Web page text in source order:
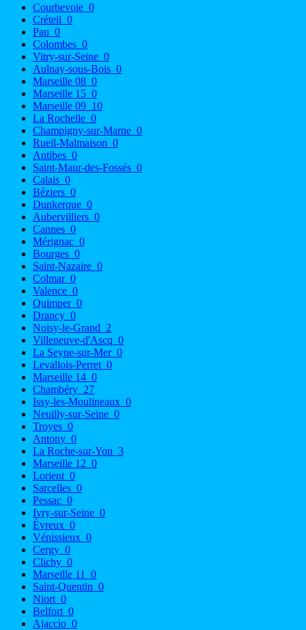
Courbevoie 0
Créteil 0
Pau 0
Colombes 0
Vitry-sur-Seine 0
Aulnay-sous-Bois 0
Marseille 08 0
Marseille 15 0
Marseille 09 10
La Rochelle 0
Champigny-sur-Marne 0
Rueil-Malmaison 0
Antibes 0
Saint-Maur-des-Fossés 0
Calais 0
Béziers 0
Dunkerque 0
Aubervilliers 0
Cannes 0
Mérignac 0
Bourges 0
Saint-Nazaire 0
Colmar 0
Valence 0
Quimper 0
Drancy 0
Noisy-le-Grand 2
Villeneuve-d'Ascq 0
La Seyne-sur-Mer 0
Levallois-Perret 0
Marseille 14 0
Chambéry 27
Issy-les-Moulineaux 0
Neuilly-sur-Seine 0
Troyes 0
Antony 0
La Roche-sur-Yon 3
Marseille 12 0
Lorient 0
Sarcelles 0
Pessac 0
Ivry-sur-Seine 0
Évreux 0
Vénissieux 0
Cergy 0
Clichy 0
Marseille 11
0
Saint-Quentin 0
Niort 0
Belfort 0
Ajaccio 0